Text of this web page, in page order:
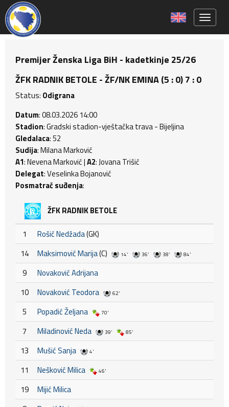
Premijer Ženska Liga BiH - kadetkinje 25/26
ŽFK RADNIK BETOLE - ŽF/NK EMINA (5 : 0) 7 : 0
Status: Odigrana
Datum: 08.03.2026 14:00
Stadion: Gradski stadion-vještačka trava - Bijeljina
Gledalaca: 52
Sudija: Milana Marković
A1: Nevena Marković |A2: Jovana Trišić
Delegat: Veselinka Bojanović
Posmatrač suđenja:
ŽFK RADNIK BETOLE
1 Rošić Nedžada(GK)
14
Maksimović Marija(C) 14' 36' 38' 84'
9
Novaković Adrijana
10
Novaković Teodora 62'
5 Popadić Željana 70'
7 Miladinović Neda 39' 85'
13 Mušić Sanja 4'
11 Nešković Milica 46'
19
Mijić Milica